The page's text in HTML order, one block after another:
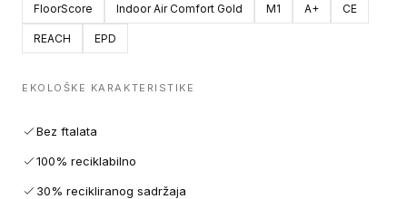
FloorScore Indoor Air Comfort Gold M1 A+ CE
REACH EPD
EKOLOŠKE KARAKTERISTIKE
Bez ftalata
100% reciklabilno
30% recikliranog sadržaja